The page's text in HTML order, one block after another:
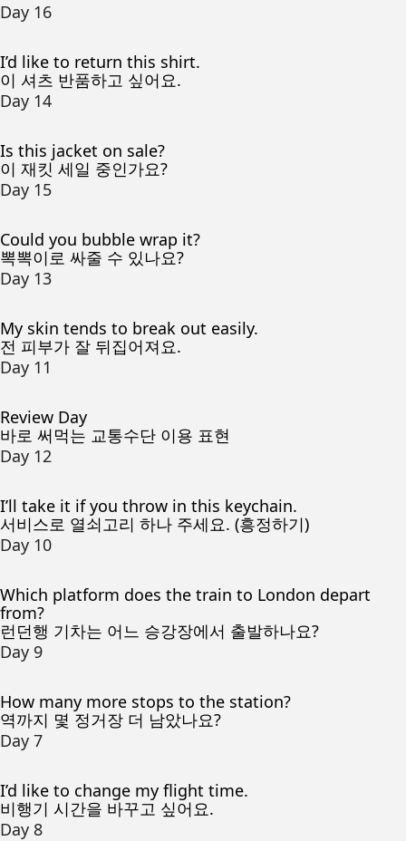
Day 16
I’d like to return this shirt.
이 셔츠 반품하고 싶어요.
Day 14
Is this jacket on sale?
이 재킷 세일 중인가요?
Day 15
Could you bubble wrap it?
뽁뽁이로 싸줄 수 있나요?
Day 13
My skin tends to break out easily.
전 피부가 잘 뒤집어져요.
Day 11
Review Day
바로 써먹는 교통수단 이용 표현
Day 12
I’ll take it if you throw in this keychain.
서비스로 열쇠고리 하나 주세요. (흥정하기)
Day 10
Which platform does the train to London depart
from?
런던행 기차는 어느 승강장에서 출발하나요?
Day 9
How many more stops to the station?
역까지 몇 정거장 더 남았나요?
Day 7
I’d like to change my flight time.
비행기 시간을 바꾸고 싶어요.
Day 8